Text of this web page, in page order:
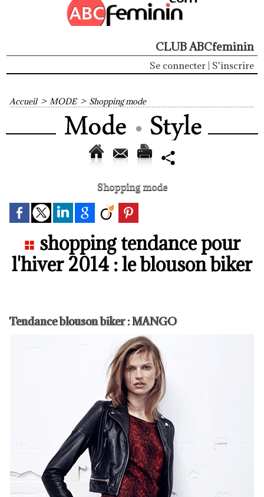
CLUB ABCfeminin
Se connecter S'inscrire
Accueil > MODE > Shopping mode
Shopping mode
shopping tendance pour
l'hiver 2014 : le blouson biker
Tendance blouson biker : MANGO